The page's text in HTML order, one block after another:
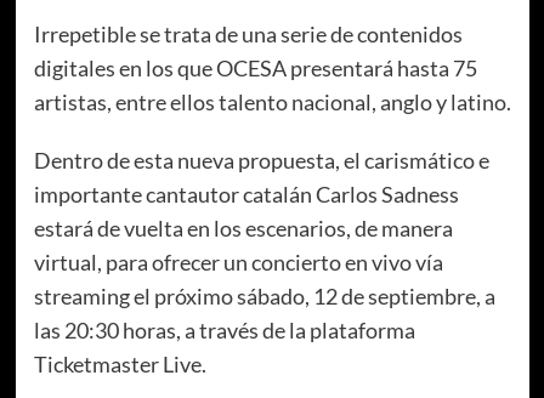
Irrepetible se trata de una serie de contenidos
digitales en los que OCESA presentará hasta 75
artistas, entre ellos talento nacional, anglo y latino.
Dentro de esta nueva propuesta, el carismático e
importante cantautor catalán Carlos Sadness
estará de vuelta en los escenarios, de manera
virtual, para ofrecer un concierto en vivo vía
streaming el próximo sábado, 12 de septiembre, a
las 20:30 horas, a través de la plataforma
Ticketmaster Live.